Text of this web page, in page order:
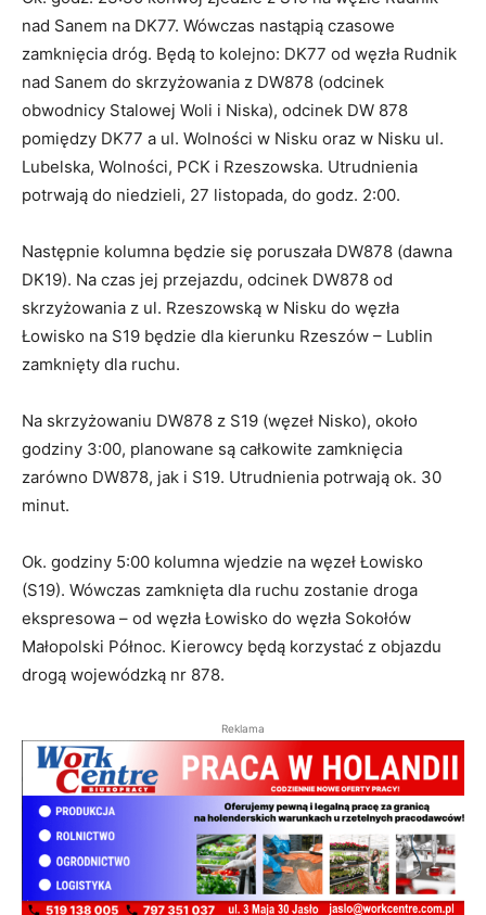
nad Sanem na DK77. Wówczas nastąpią czasowe
zamknięcia dróg. Będą to kolejno: DK77 od węzła Rudnik
nad Sanem do skrzyżowania z DW878 (odcinek
obwodnicy Stalowej Woli i Niska), odcinek DW 878
pomiędzy DK77 a ul. Wolności w Nisku oraz w Nisku ul.
Lubelska, Wolności, PCK i Rzeszowska. Utrudnienia
potrwają do niedzieli, 27 listopada, do godz. 2:00.
Następnie kolumna będzie się poruszała DW878 (dawna
DK19). Na czas jej przejazdu, odcinek DW878 od
skrzyżowania z ul. Rzeszowską w Nisku do węzła
Łowisko na S19 będzie dla kierunku Rzeszów – Lublin
zamknięty dla ruchu.
Na skrzyżowaniu DW878 z S19 (węzeł Nisko), około
godziny 3:00, planowane są całkowite zamknięcia
zarówno DW878, jak i S19. Utrudnienia potrwają ok. 30
minut.
Ok. godziny 5:00 kolumna wjedzie na węzeł Łowisko
(S19). Wówczas zamknięta dla ruchu zostanie droga
ekspresowa – od węzła Łowisko do węzła Sokołów
Małopolski Północ. Kierowcy będą korzystać z objazdu
drogą wojewódzką nr 878.
Reklama